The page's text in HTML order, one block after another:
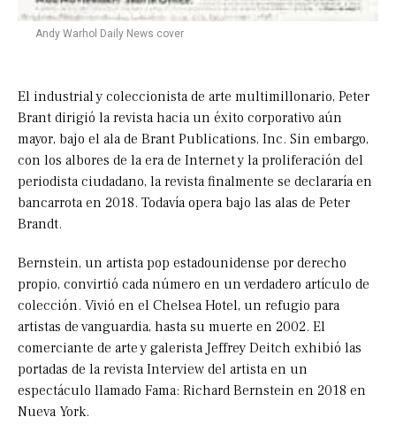
Andy Warhol Daily News cover
El industrial y coleccionista de arte multimillonario, Peter
Brant dirigió la revista hacia un éxito corporativo aún
mayor, bajo el ala de Brant Publications, Inc. Sin embargo,
con los albores de la era de Internet y la proliferación del
periodista ciudadano, la revista finalmente se declararía en
bancarrota en 2018. Todavía opera bajo las alas de Peter
Brandt.
Bernstein, un artista pop estadounidense por derecho
propio, convirtió cada número en un verdadero artículo de
colección. Vivió en el Chelsea Hotel, un refugio para
artistas de vanguardia, hasta su muerte en 2002. El
comerciante de arte y galerista Jeffrey Deitch exhibió las
portadas de la revista Interview del artista en un
espectáculo llamado Fama: Richard Bernstein en 2018 en
Nueva York.